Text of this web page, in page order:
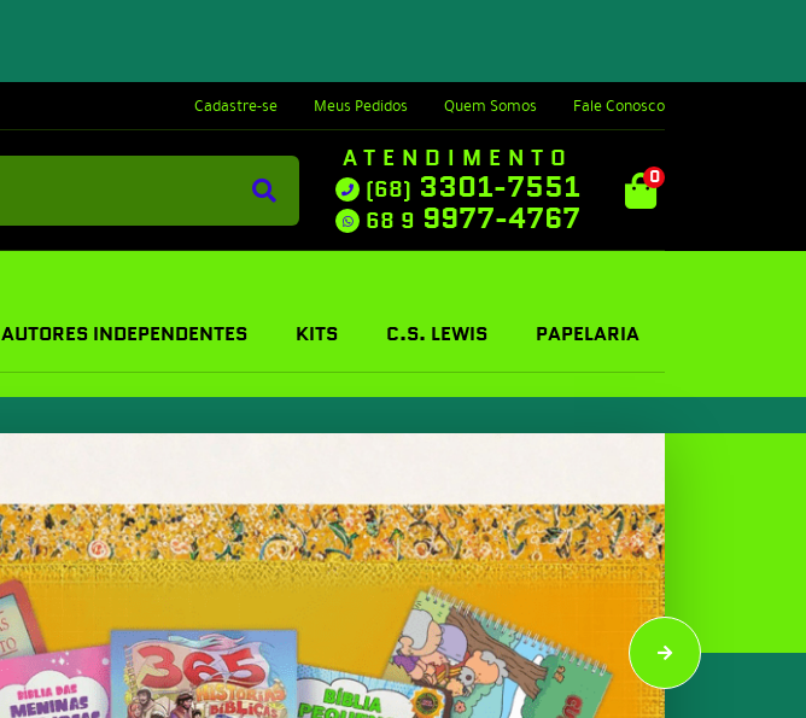
Cadastre-se Meus Pedidos Quem Somos Fale Conosco
ATENDIMENTO
(68) 3301-7551
68 9 9977-4767
0
AUTORES INDEPENDENTES KITS C.S. LEWIS PAPELARIA